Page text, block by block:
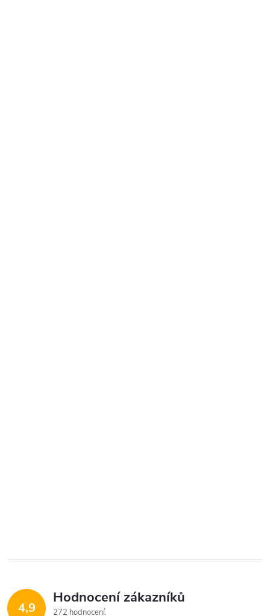
4,9
Hodnocení zákazníků
272 hodnocení